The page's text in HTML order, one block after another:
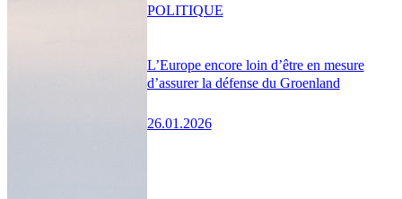
L’Europe encore loin d’être en mesure
d’assurer la défense du Groenland
26.01.2026
POLITIQUE